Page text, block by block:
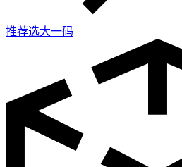
推荐选大一码